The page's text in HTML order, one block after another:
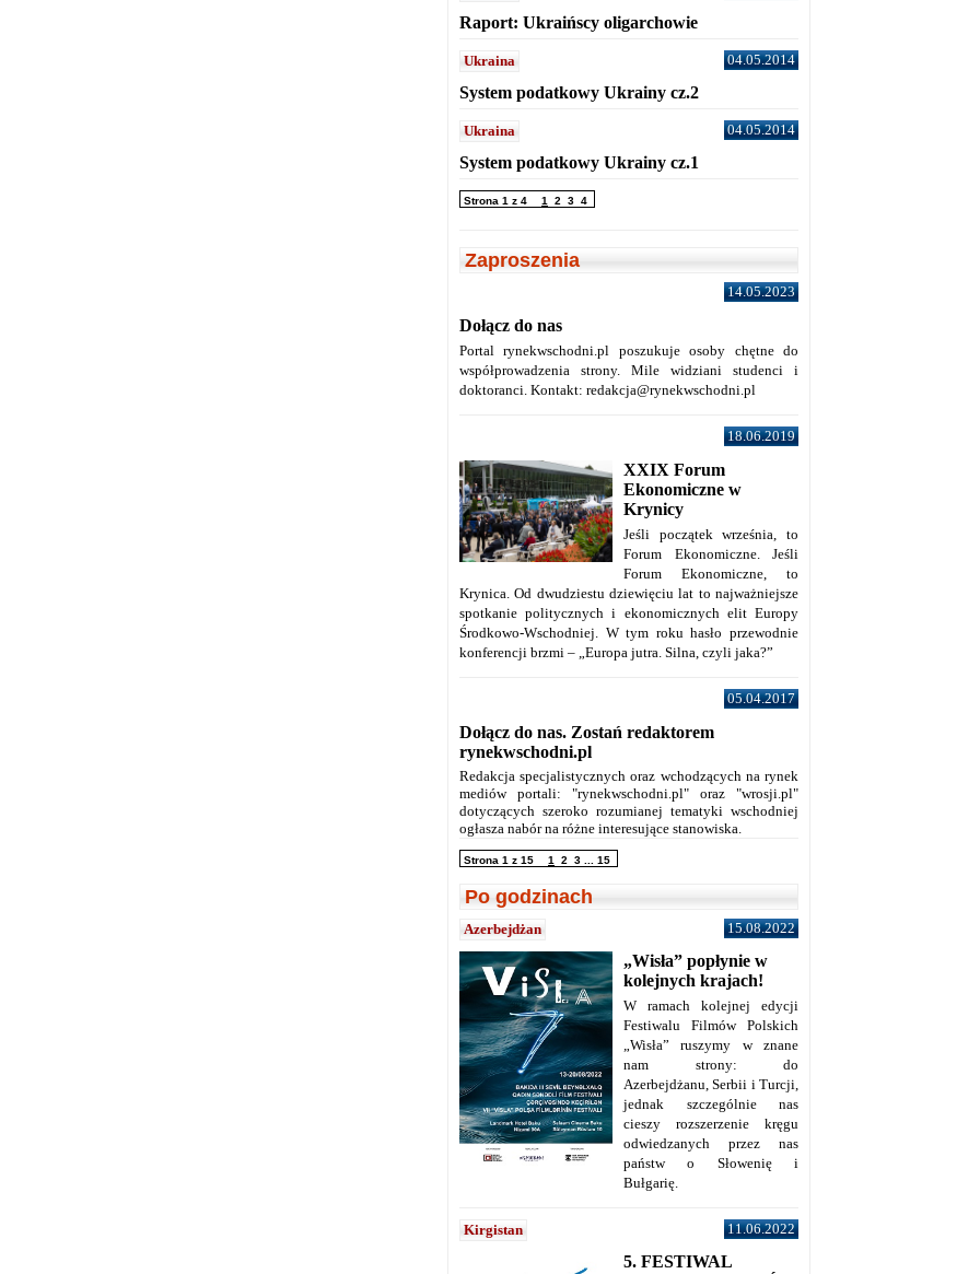
Raport: Ukraińscy oligarchowie
Ukraina 04.05.2014
System podatkowy Ukrainy cz.2
Ukraina 04.05.2014
System podatkowy Ukrainy cz.1
Strona 1 z 4 1 2 3 4
Zaproszenia
14.05.2023
Dołącz do nas
Portal rynekwschodni.pl poszukuje osoby chętne do
współprowadzenia strony. Mile widziani studenci i
doktoranci. Kontakt: redakcja@rynekwschodni.pl
18.06.2019
XXIX Forum
Ekonomiczne w
Krynicy
Jeśli początek września, to
Forum Ekonomiczne. Jeśli
Forum Ekonomiczne, to
Krynica. Od dwudziestu dziewięciu lat to najważniejsze
spotkanie politycznych i ekonomicznych elit Europy
Środkowo-Wschodniej. W tym roku hasło przewodnie
konferencji brzmi – „Europa jutra. Silna, czyli jaka?”
05.04.2017
Dołącz do nas. Zostań redaktorem
rynekwschodni.pl
Redakcja specjalistycznych oraz wchodzących na rynek
mediów portali: "rynekwschodni.pl" oraz "wrosji.pl"
dotyczących szeroko rozumianej tematyki wschodniej
ogłasza nabór na różne interesujące stanowiska.
Strona 1 z 15 1 2 3 15
Po godzinach
Azerbejdżan 15.08.2022
„Wisła” popłynie w
kolejnych krajach!
W ramach kolejnej edycji
Festiwalu Filmów Polskich
„Wisła” ruszymy w znane
nam strony: do
Azerbejdżanu, Serbii i Turcji,
jednak szczególnie nas
cieszy rozszerzenie kręgu
odwiedzanych przez nas
państw o Słowenię i
Bułgarię.
Kirgistan 11.06.2022
5. FESTIWAL